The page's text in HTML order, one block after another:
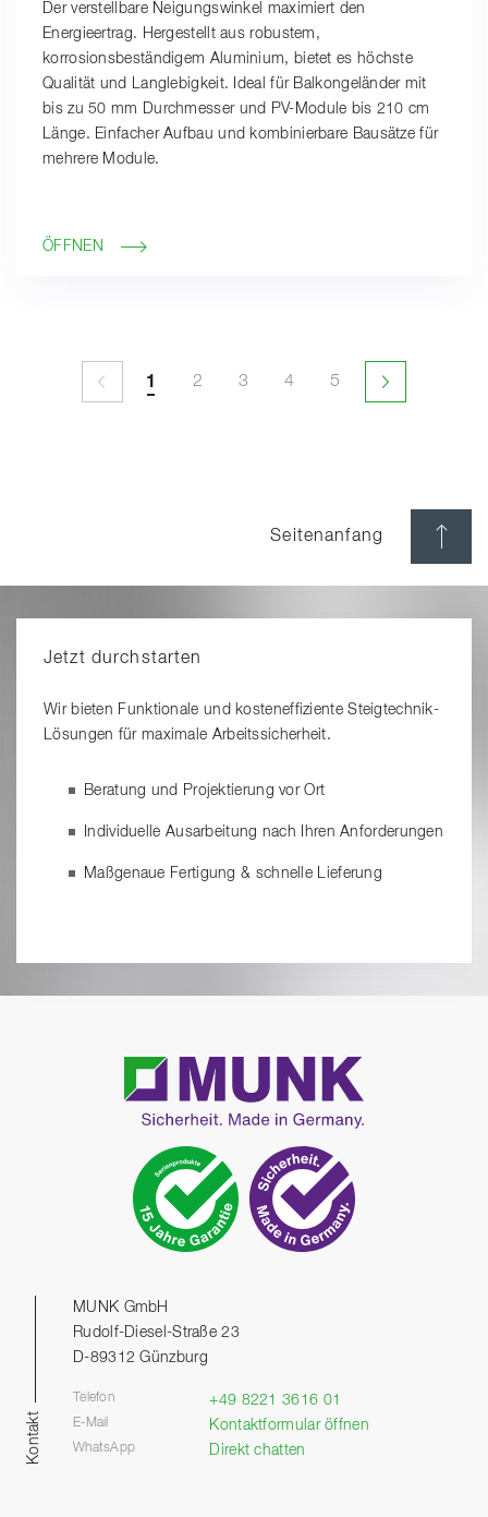
Der verstellbare Neigungswinkel maximiert den
Energieertrag. Hergestellt aus robustem,
korrosionsbeständigem Aluminium, bietet es höchste
Qualität und Langlebigkeit. Ideal für Balkongeländer mit
bis zu 50 mm Durchmesser und PV-Module bis 210 cm
Länge. Einfacher Aufbau und kombinierbare Bausätze für
mehrere Module.
ÖFFNEN
Seitenwechsel nicht verfügbar
1
1 2
2 3
3 4
4 5
5
Nächste
Seitenanfang
Jetzt durchstarten
Wir bieten Funktionale und kosteneffiziente Steigtechnik-
Lösungen für maximale Arbeitssicherheit.
Beratung und Projektierung vor Ort
Individuelle Ausarbeitung nach Ihren Anforderungen
Maßgenaue Fertigung & schnelle Lieferung
Kontakt
MUNK GmbH
Rudolf-Diesel-Straße 23
D-89312 Günzburg
Telefon +49 8221 3616 01
E-Mail Kontaktformular öffnen
WhatsApp Direkt chatten